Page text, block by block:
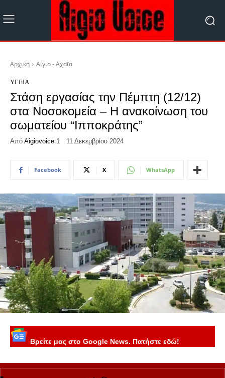
Αρχική Αίγιο - Αχαΐα
ΥΓΕΊΑ
Στάση εργασίας την Πέμπτη (12/12)
στα Νοσοκομεία – Η ανακοίνωση του
σωματείου “Ιπποκράτης”
Από Aigiovoice 1 11 Δεκεμβρίου 2024
Facebook X WhatsApp
Βρείτε μας στο Google News. Πατήστε εδώ!